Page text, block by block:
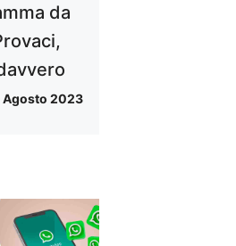
da
Agosto 2023